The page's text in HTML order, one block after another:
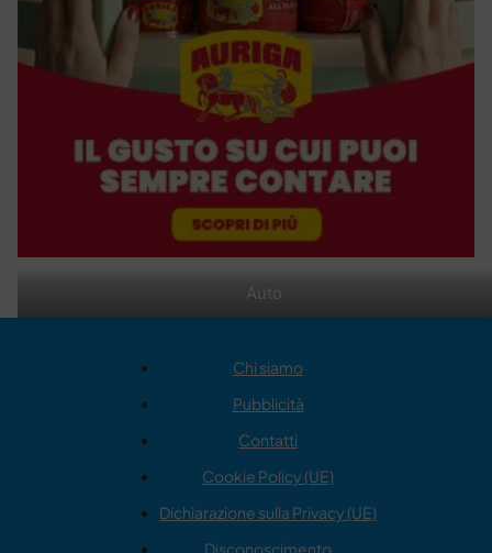
Auto
Chi siamo
Pubblicità
Contatti
Cookie Policy (UE)
Dichiarazione sulla Privacy (UE)
Disconoscimento